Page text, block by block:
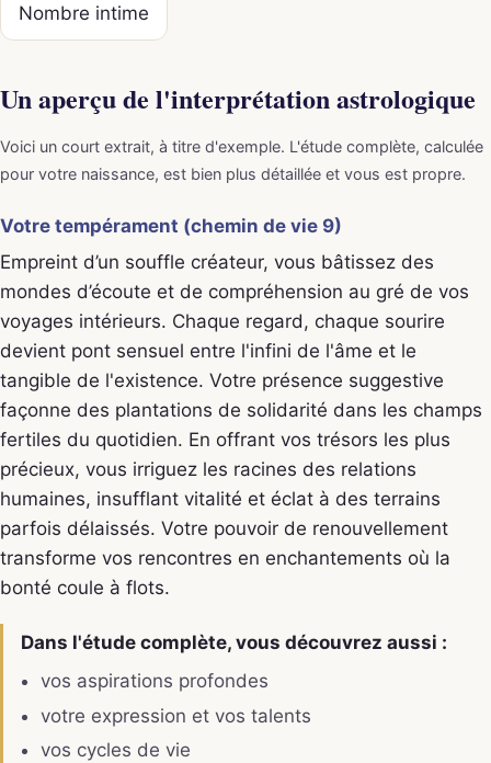
Nombre intime
Un aperçu de l'interprétation astrologique
Voici un court extrait, à titre d'exemple. L'étude complète, calculée
pour votre naissance, est bien plus détaillée et vous est propre.
Votre tempérament (chemin de vie 9)
Empreint d’un souffle créateur, vous bâtissez des
mondes d’écoute et de compréhension au gré de vos
voyages intérieurs. Chaque regard, chaque sourire
devient pont sensuel entre l'infini de l'âme et le
tangible de l'existence. Votre présence suggestive
façonne des plantations de solidarité dans les champs
fertiles du quotidien. En offrant vos trésors les plus
précieux, vous irriguez les racines des relations
humaines, insufflant vitalité et éclat à des terrains
parfois délaissés. Votre pouvoir de renouvellement
transforme vos rencontres en enchantements où la
bonté coule à flots.
Dans l'étude complète, vous découvrez aussi :
vos aspirations profondes
votre expression et vos talents
vos cycles de vie